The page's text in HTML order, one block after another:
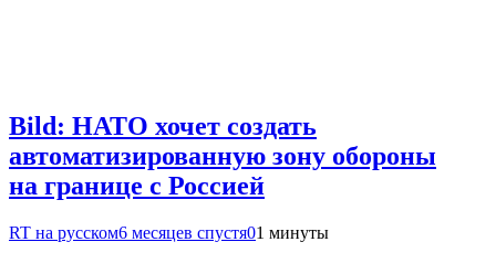
Bild: НАТО хочет создать
автоматизированную зону обороны
на границе с Россией
RT на русском6 месяцев спустя01 минуты